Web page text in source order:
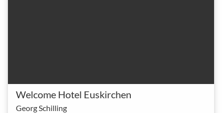
Welcome Hotel Euskirchen
Georg Schilling